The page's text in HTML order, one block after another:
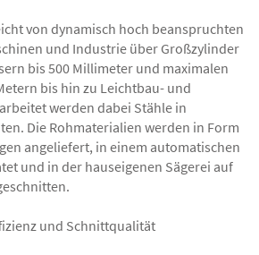
von dynamisch hoch beanspruchten
und Industrie über Großzylinder
bis 500 Millimeter und maximalen
bis hin zu Leichtbau- und
werden dabei Stähle in
Die Rohmaterialien werden in Form
angeliefert, in einem automatischen
und in der hauseigenen Sägerei auf
und Schnittqualität